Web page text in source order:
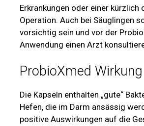
Erkrankungen oder einer kürzlich
Operation. Auch bei Säuglingen
vorsichtig sein und vor der
Anwendung einen Arzt
ProbioXmed Wirkung
Die Kapseln enthalten „gute“
Hefen, die im Darm ansässig
positive Auswirkungen auf die